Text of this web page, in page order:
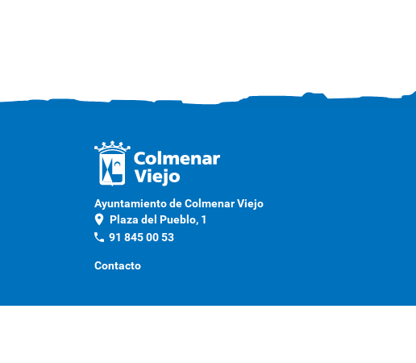
Ayuntamiento de Colmenar Viejo
location_on Plaza del Pueblo, 1
phone 91 845 00 53
Contacto